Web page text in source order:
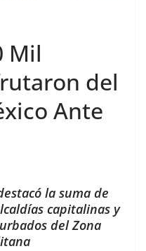
Mil
del
Ante
la suma de
capitalinas y
del Zona